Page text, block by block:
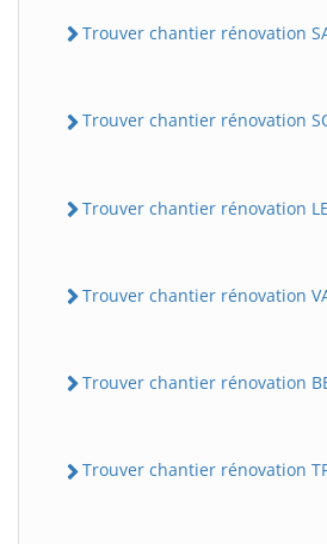
Trouver chantier rénovation
Trouver chantier rénovation
Trouver chantier rénovation LE
Trouver chantier rénovation
Trouver chantier rénovation
Trouver chantier rénovation